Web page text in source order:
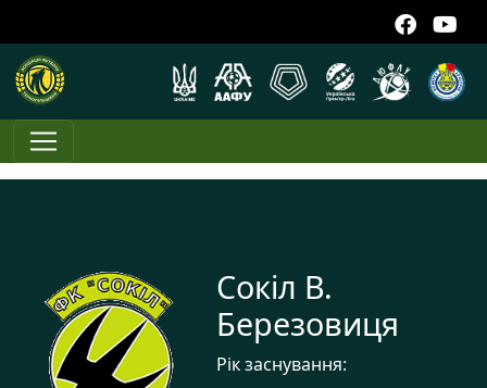
Сокіл В.
Березовиця
Рік заснування: